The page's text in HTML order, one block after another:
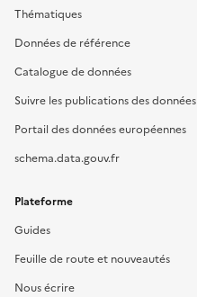
Thématiques
Données de référence
Catalogue de données
Suivre les publications des données
Portail des données européennes
schema.data.gouv.fr
Plateforme
Guides
Feuille de route et nouveautés
Nous écrire